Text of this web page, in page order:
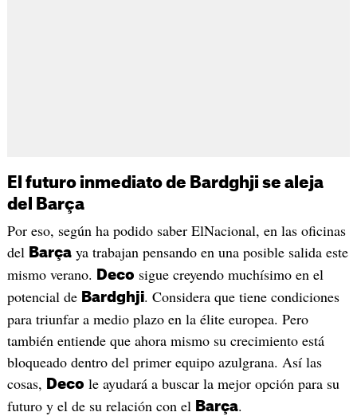
El futuro inmediato de Bardghji se aleja
del Barça
Por eso, según ha podido saber ElNacional, en las oficinas
del Barçaya trabajan pensando en una posible salida este
mismo verano.
Deco sigue creyendo muchísimo en el
potencial de Bardghji. Considera que tiene condiciones
para triunfar a medio plazo en la élite europea. Pero
también entiende que ahora mismo su crecimiento está
bloqueado dentro del primer equipo azulgrana. Así las
cosas,
Deco le ayudará a buscar la mejor opción para su
futuro y el de su relación con el Barça.